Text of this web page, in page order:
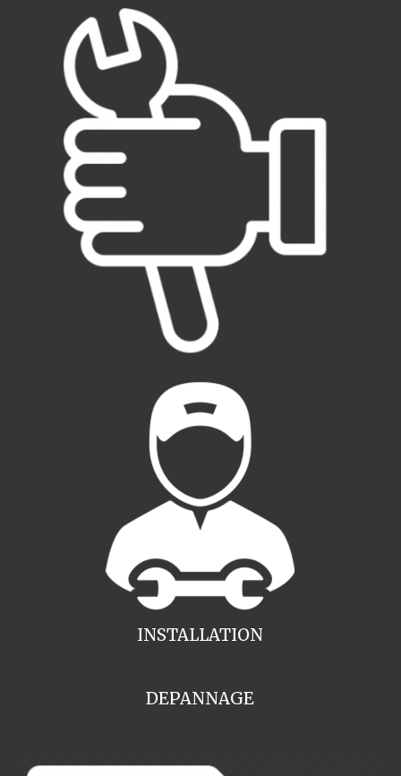
INSTALLATION
DEPANNAGE